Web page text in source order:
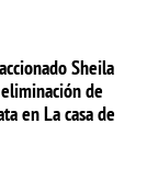
Sheila
de
en La casa de